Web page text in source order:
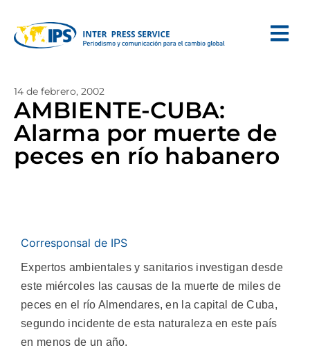
14 de febrero, 2002
AMBIENTE-CUBA:
Alarma por muerte de
peces en río habanero
Corresponsal de IPS
Expertos ambientales y sanitarios investigan desde
este miércoles las causas de la muerte de miles de
peces en el río Almendares, en la capital de Cuba,
segundo incidente de esta naturaleza en este país
en menos de un año.